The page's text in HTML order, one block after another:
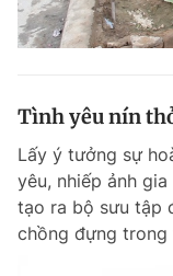
Tình yêu nín
Lấy ý tưởng sự
yêu, nhiếp ảnh
tạo ra bộ sưu tập
chồng đựng trong